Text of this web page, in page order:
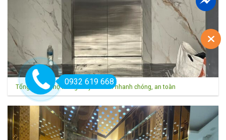
Tổng đài cứu hộ thang máy TPHCM nhanh chóng, an toàn
0932 619 668